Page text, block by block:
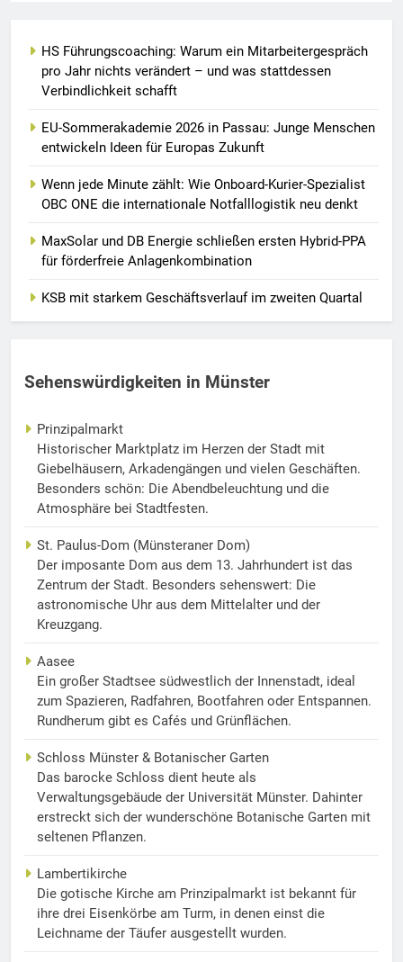
HS Führungscoaching: Warum ein Mitarbeitergespräch
pro Jahr nichts verändert – und was stattdessen
Verbindlichkeit schafft
EU-Sommerakademie 2026 in Passau: Junge Menschen
entwickeln Ideen für Europas Zukunft
Wenn jede Minute zählt: Wie Onboard-Kurier-Spezialist
OBC ONE die internationale Notfalllogistik neu denkt
MaxSolar und DB Energie schließen ersten Hybrid-PPA
für förderfreie Anlagenkombination
KSB mit starkem Geschäftsverlauf im zweiten Quartal
Sehenswürdigkeiten in Münster
Prinzipalmarkt
Historischer Marktplatz im Herzen der Stadt mit
Giebelhäusern, Arkadengängen und vielen Geschäften.
Besonders schön: Die Abendbeleuchtung und die
Atmosphäre bei Stadtfesten.
St. Paulus-Dom (Münsteraner Dom)
Der imposante Dom aus dem 13. Jahrhundert ist das
Zentrum der Stadt. Besonders sehenswert: Die
astronomische Uhr aus dem Mittelalter und der
Kreuzgang.
Aasee
Ein großer Stadtsee südwestlich der Innenstadt, ideal
zum Spazieren, Radfahren, Bootfahren oder Entspannen.
Rundherum gibt es Cafés und Grünflächen.
Schloss Münster & Botanischer Garten
Das barocke Schloss dient heute als
Verwaltungsgebäude der Universität Münster. Dahinter
erstreckt sich der wunderschöne Botanische Garten mit
seltenen Pflanzen.
Lambertikirche
Die gotische Kirche am Prinzipalmarkt ist bekannt für
ihre drei Eisenkörbe am Turm, in denen einst die
Leichname der Täufer ausgestellt wurden.